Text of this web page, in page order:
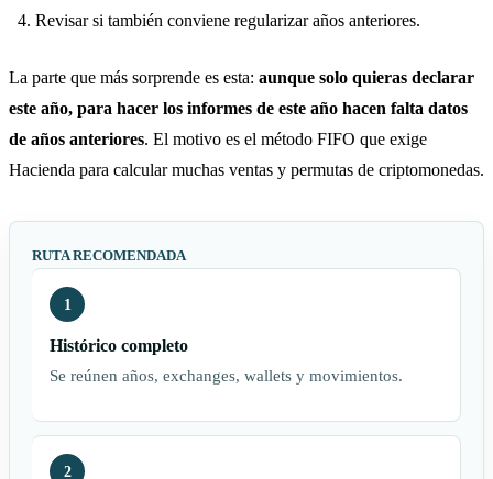
Revisar si también conviene regularizar años anteriores.
La parte que más sorprende es esta: aunque solo quieras declarar
este año, para hacer los informes de este año hacen falta datos
de años anteriores. El motivo es el método FIFO que exige
Hacienda para calcular muchas ventas y permutas de criptomonedas.
RUTA RECOMENDADA
1
Histórico completo
Se reúnen años, exchanges, wallets y movimientos.
2